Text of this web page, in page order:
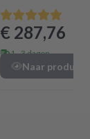
€ 287,76
1 - 3 dagen
Naar product